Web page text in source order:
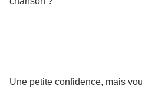
Une petite confidence, mais